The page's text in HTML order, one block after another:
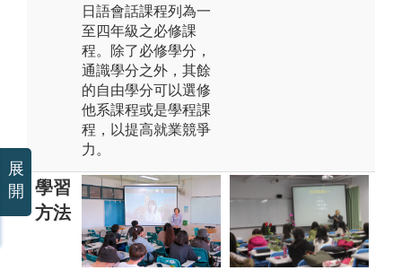
日語會話課程列為一
至四年級之必修課
程。除了必修學分，
通識學分之外，其餘
的自由學分可以選修
他系課程或是學程課
程，以提高就業競爭
力。
學習
方法
展
開